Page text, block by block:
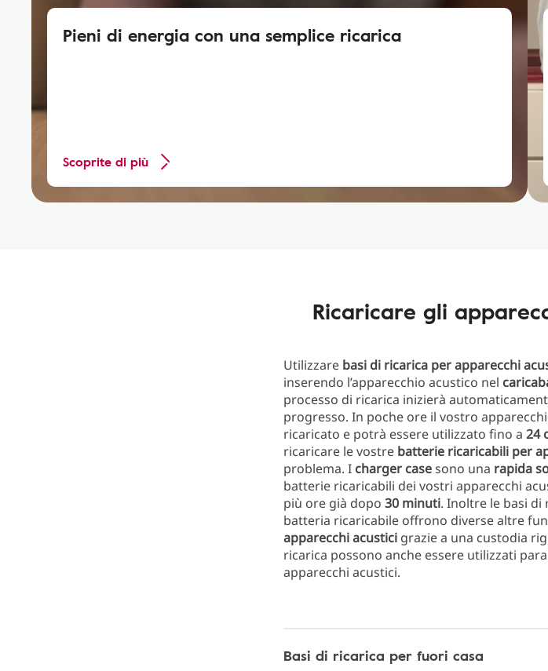
Pieni di energia con una semplice ricarica
Scoprite di più
Ricaricare gli
Utilizzare basi di ricarica per apparecchi
inserendo l’apparecchio acustico nel
processo di ricarica inizierà
progresso. In poche ore il vostro
ricaricato e potrà essere utilizzato fino a 24
ricaricare le vostre batterie ricaricabili per
problema. I charger casesono una rapida
batterie ricaricabili dei vostri apparecchi
più ore già dopo 30 minuti. Inoltre le basi di
batteria ricaricabile offrono diverse altre
apparecchi acustici grazie a una custodia
ricarica possono anche essere utilizzati
apparecchi acustici.
Basi di ricarica per fuori casa